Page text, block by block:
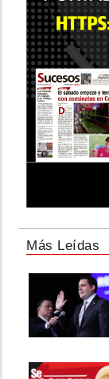
Más Leídas